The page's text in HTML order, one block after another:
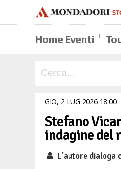
Home Eventi
GIO, 2 LUG 2026 1800
Stefano
indagine del
L'autore dialoga